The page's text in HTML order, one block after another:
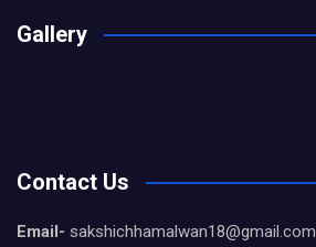
Gallery
Contact Us
Email- sakshichhamalwan18@gmail.com